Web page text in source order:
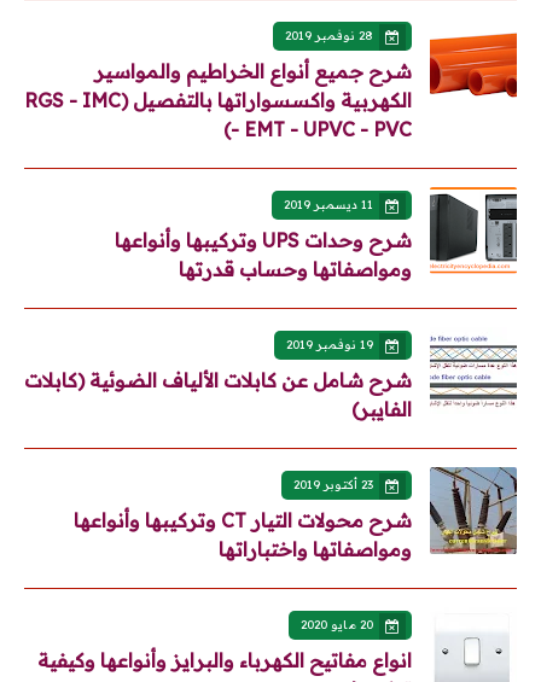
28 نوفمبر 2019
شرح جميع أنواع الخراطيم والمواسير
الكهربية واكسسواراتها بالتفصيل (RGS - IMC
- EMT - UPVC - PVC)
11 ديسمبر 2019
شرح وحدات UPS وتركيبها وأنواعها
ومواصفاتها وحساب قدرتها
19 نوفمبر 2019
شرح شامل عن كابلات الألياف الضوئية (كابلات
الفايبر)
23 أكتوبر 2019
شرح محولات التيار CT وتركيبها وأنواعها
ومواصفاتها واختباراتها
20 مايو 2020
انواع مفاتيح الكهرباء والبرايز وأنواعها وكيفية